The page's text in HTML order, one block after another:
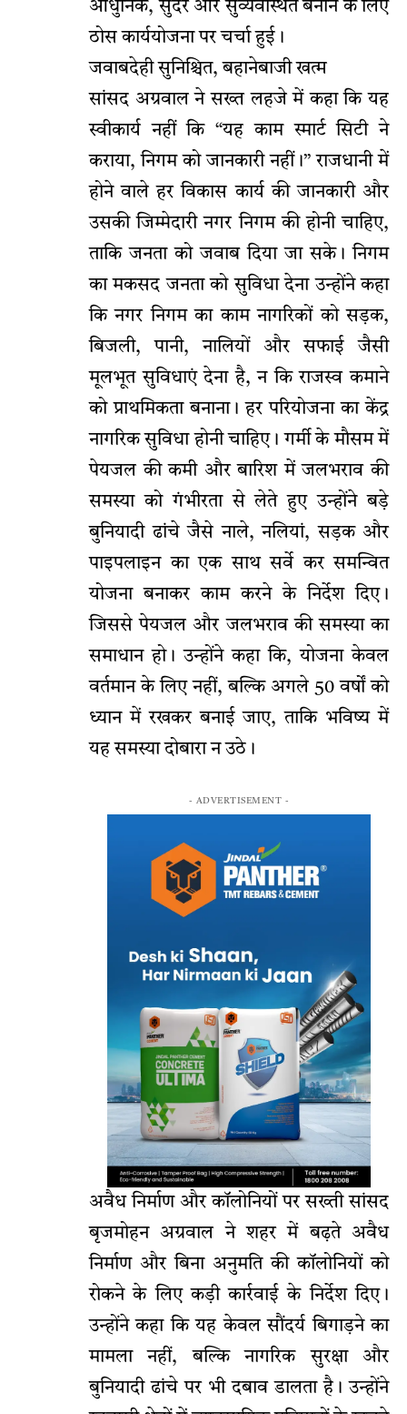
आधुनिक, सुंदर और सुव्यवस्थित बनाने के लिए
ठोस कार्ययोजना पर चर्चा हुई।
जवाबदेही सुनिश्चित, बहानेबाजी खत्म
सांसद अग्रवाल ने सख्त लहजे में कहा कि यह
स्वीकार्य नहीं कि “यह काम स्मार्ट सिटी ने
कराया, निगम को जानकारी नहीं।” राजधानी में
होने वाले हर विकास कार्य की जानकारी और
उसकी जिम्मेदारी नगर निगम की होनी चाहिए,
ताकि जनता को जवाब दिया जा सके। निगम
का मकसद जनता को सुविधा देना उन्होंने कहा
कि नगर निगम का काम नागरिकों को सड़क,
बिजली, पानी, नालियों और सफाई जैसी
मूलभूत सुविधाएं देना है, न कि राजस्व कमाने
को प्राथमिकता बनाना। हर परियोजना का केंद्र
नागरिक सुविधा होनी चाहिए। गर्मी के मौसम में
पेयजल की कमी और बारिश में जलभराव की
समस्या को गंभीरता से लेते हुए उन्होंने बड़े
बुनियादी ढांचे जैसे नाले, नलियां, सड़क और
पाइपलाइन का एक साथ सर्वे कर समन्वित
योजना बनाकर काम करने के निर्देश दिए।
जिससे पेयजल और जलभराव की समस्या का
समाधान हो। उन्होंने कहा कि, योजना केवल
वर्तमान के लिए नहीं, बल्कि अगले 50 वर्षों को
ध्यान में रखकर बनाई जाए, ताकि भविष्य में
यह समस्या दोबारा न उठे।
- ADVERTISEMENT -
अवैध निर्माण और कॉलोनियों पर सख्ती सांसद
बृजमोहन अग्रवाल ने शहर में बढ़ते अवैध
निर्माण और बिना अनुमति की कॉलोनियों को
रोकने के लिए कड़ी कार्रवाई के निर्देश दिए।
उन्होंने कहा कि यह केवल सौंदर्य बिगाड़ने का
मामला नहीं, बल्कि नागरिक सुरक्षा और
बुनियादी ढांचे पर भी दबाव डालता है। उन्होंने